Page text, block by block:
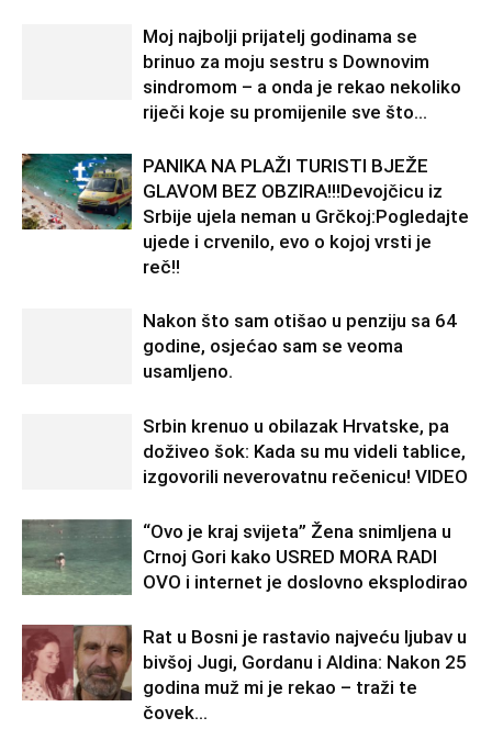
Moj najbolji prijatelj godinama se
brinuo za moju sestru s Downovim
sindromom – a onda je rekao nekoliko
riječi koje su promijenile sve što...
PANIKA NA PLAŽI TURISTI BJEŽE
GLAVOM BEZ OBZIRA!!!Devojčicu iz
Srbije ujela neman u Grčkoj:Pogledajte
ujede i crvenilo, evo o kojoj vrsti je
reč!!
Nakon što sam otišao u penziju sa 64
godine, osjećao sam se veoma
usamljeno.
Srbin krenuo u obilazak Hrvatske, pa
doživeo šok: Kada su mu videli tablice,
izgovorili neverovatnu rečenicu! VIDEO
“Ovo je kraj svijeta” Žena snimljena u
Crnoj Gori kako USRED MORA RADI
OVO i internet je doslovno eksplodirao
Rat u Bosni je rastavio najveću ljubav u
bivšoj Jugi, Gordanu i Aldina: Nakon 25
godina muž mi je rekao – traži te
čovek...